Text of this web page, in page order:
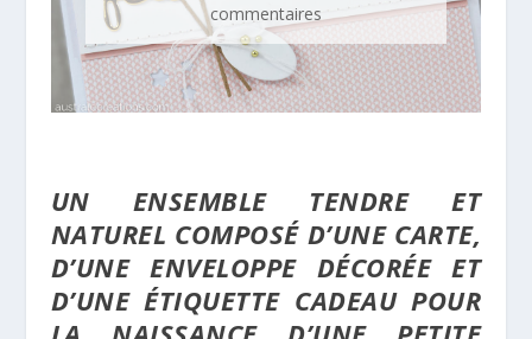
commentaires
UN ENSEMBLE TENDRE ET
NATUREL COMPOSÉ D’UNE CARTE,
D’UNE ENVELOPPE DÉCORÉE ET
D’UNE ÉTIQUETTE CADEAU POUR